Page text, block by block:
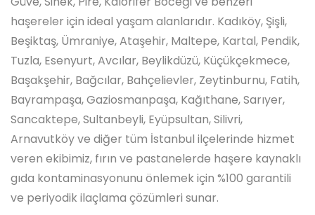
haşereler için ideal yaşam alanlarıdır. Kadıköy, Şişli,
Beşiktaş, Ümraniye, Ataşehir, Maltepe, Kartal, Pendik,
Tuzla, Esenyurt, Avcılar, Beylikdüzü, Küçükçekmece,
Başakşehir, Bağcılar, Bahçelievler, Zeytinburnu, Fatih,
Bayrampaşa, Gaziosmanpaşa, Kağıthane, Sarıyer,
Sancaktepe, Sultanbeyli, Eyüpsultan, Silivri,
Arnavutköy ve diğer tüm İstanbul ilçelerinde hizmet
veren ekibimiz, fırın ve pastanelerde haşere kaynaklı
gıda kontaminasyonunu önlemek için %100 garantili
ve periyodik ilaçlama çözümleri sunar.